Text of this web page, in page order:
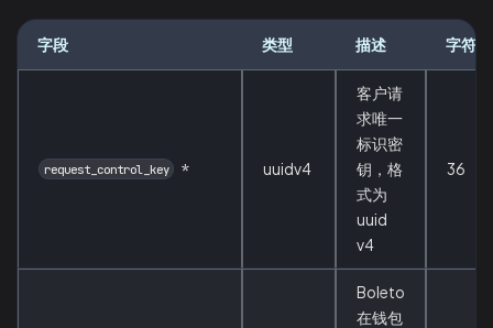
字段 类型 描述 字符数
request_control_key * uuidv4
客户请
求唯一
标识密
钥，格
式为
uuid
v4
36
Boleto
在钱包